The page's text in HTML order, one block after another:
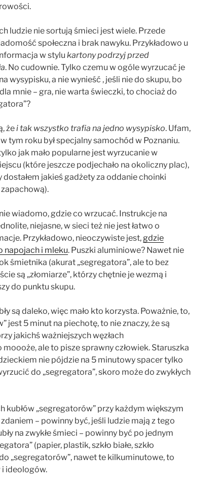
ludzie nie sortują śmieci jest wiele. Przede
społeczna i brak nawyku. Przykładowo u
w stylu kartony podrzyj przed
. No cudownie. Tylko czemu w ogóle wyrzucać je
wysypisku, a nie wynieść , jeśli nie do skupu, bo
mnie – gra, nie warta świeczki, to chociaż do
żei tak wszystko trafia na jedno wysypisko. Ufam,
tym roku był specjalny samochód w Poznaniu.
jak mało popularne jest wyrzucanie w
(które jeszcze podjechało na okoliczny plac),
dostałem jakieś gadżety za oddanie choinki
wiadomo, gdzie co wrzucać. Instrukcje na
niejasne, w sieci też nie jest łatwo o
Przykładowo, nieoczywiste jest, gdzie
napojach i mleku. Puszki aluminiowe? Nawet nie
śmietnika (akurat „segregatora”, ale to bez
są „złomiarze”, którzy chętnie je wezmą i
do punktu skupu.
są daleko, więc mało kto korzysta. Poważnie, to,
jest 5 minut na piechotę, to nie znaczy, że są
jakichś ważniejszych węzłach
ale to pisze sprawny człowiek. Staruszka
nie pójdzie na 5 minutowy spacer tylko
do „segregatora”, skoro może do zwykłych
kubłów „segregatorów” przy każdym większym
– powinny być, jeśli ludzie mają z tego
na zwykłe śmieci – powinny być po jednym
(papier, plastik, szkło białe, szkło
„segregatorów”, nawet te kilkuminutowe, to
ideologów.